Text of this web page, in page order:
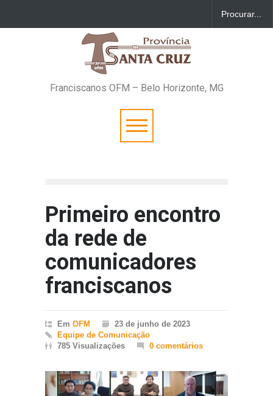
Franciscanos OFM – Belo Horizonte, MG
Primeiro encontro
da rede de
comunicadores
franciscanos
Em OFM
23 de junho de 2023
Equipe de Comunicação
785 Visualizações
0 comentários